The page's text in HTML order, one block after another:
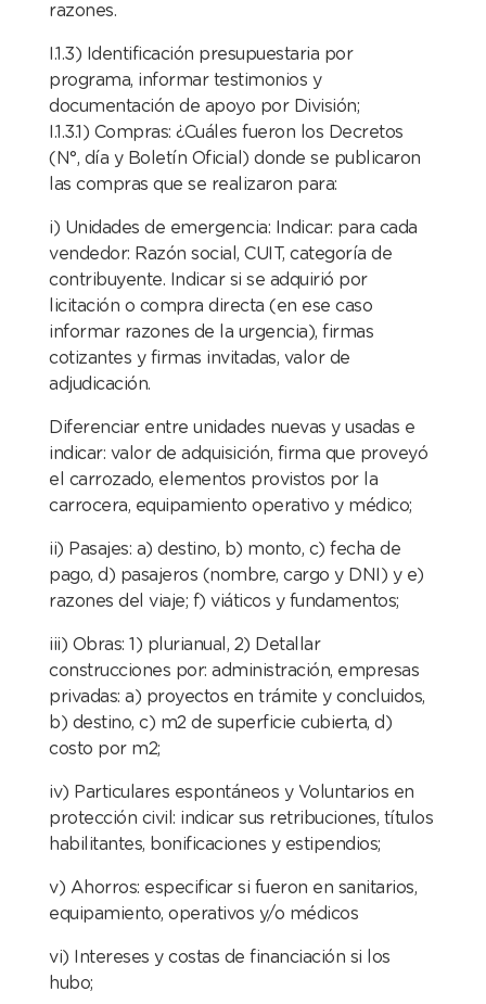
razones.
I.1.3) Identificación presupuestaria por
programa, informar testimonios y
documentación de apoyo por División;
I.1.3.1) Compras: ¿Cuáles fueron los Decretos
(N°, día y Boletín Oficial) donde se publicaron
las compras que se realizaron para:
i) Unidades de emergencia: Indicar: para cada
vendedor: Razón social, CUIT, categoría de
contribuyente. Indicar si se adquirió por
licitación o compra directa (en ese caso
informar razones de la urgencia), firmas
cotizantes y firmas invitadas, valor de
adjudicación.
Diferenciar entre unidades nuevas y usadas e
indicar: valor de adquisición, firma que proveyó
el carrozado, elementos provistos por la
carrocera, equipamiento operativo y médico;
ii) Pasajes: a) destino, b) monto, c) fecha de
pago, d) pasajeros (nombre, cargo y DNI) y e)
razones del viaje; f) viáticos y fundamentos;
iii) Obras: 1) plurianual, 2) Detallar
construcciones por: administración, empresas
privadas: a) proyectos en trámite y concluidos,
b) destino, c) m2 de superficie cubierta, d)
costo por m2;
iv) Particulares espontáneos y Voluntarios en
protección civil: indicar sus retribuciones, títulos
habilitantes, bonificaciones y estipendios;
v) Ahorros: especificar si fueron en sanitarios,
equipamiento, operativos y/o médicos
vi) Intereses y costas de financiación si los
hubo;